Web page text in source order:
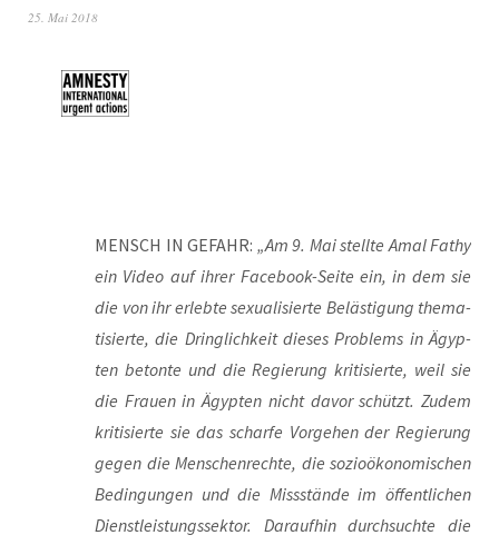
25. Mai 2018
MENSCH IN GEFAHR: „Am 9. Mai stell­te Amal Fathy
ein Video auf ihrer Face­book-Sei­te ein, in dem sie
die von ihr erleb­te sexua­li­sier­te Beläs­ti­gung the­ma­
ti­sier­te, die Dring­lich­keit die­ses Pro­blems in Ägyp­
ten beton­te und die Regie­rung kri­ti­sier­te, weil sie
die Frau­en in Ägyp­ten nicht davor schützt. Zudem
kri­ti­sier­te sie das schar­fe Vor­ge­hen der Regie­rung
gegen die Men­schen­rech­te, die sozio­öko­no­mi­schen
Bedin­gun­gen und die Miss­stän­de im öffent­li­chen
Dienst­leis­tungs­sek­tor. Dar­auf­hin durch­such­te die